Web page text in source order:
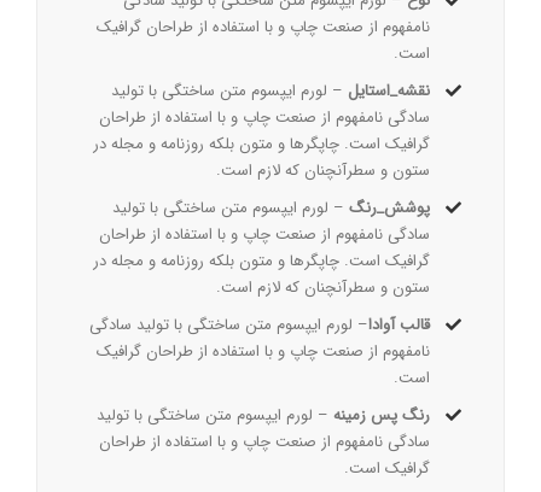
نامفهوم از صنعت چاپ و با استفاده از طراحان گرافیک
است.
نقشه_استایل – لورم ایپسوم متن ساختگی با تولید
سادگی نامفهوم از صنعت چاپ و با استفاده از طراحان
گرافیک است. چاپگرها و متون بلکه روزنامه و مجله در
ستون و سطرآنچنان که لازم است.
پوشش_رنگ – لورم ایپسوم متن ساختگی با تولید
سادگی نامفهوم از صنعت چاپ و با استفاده از طراحان
گرافیک است. چاپگرها و متون بلکه روزنامه و مجله در
ستون و سطرآنچنان که لازم است.
قالب آوادا– لورم ایپسوم متن ساختگی با تولید سادگی
نامفهوم از صنعت چاپ و با استفاده از طراحان گرافیک
است.
رنگ پس زمینه – لورم ایپسوم متن ساختگی با تولید
سادگی نامفهوم از صنعت چاپ و با استفاده از طراحان
گرافیک است.